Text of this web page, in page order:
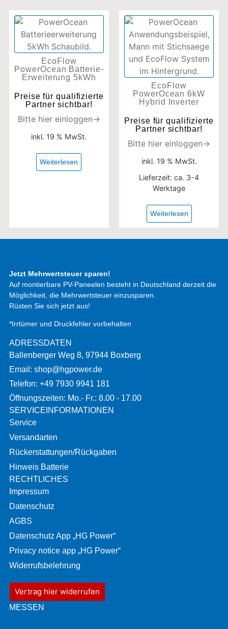
EcoFlow
PowerOcean Batterie-
Erweiterung 5kWh
Preise für qualifizierte
Partner sichtbar!
Bitte hier einloggen→
inkl. 19 % MwSt.
Weiterlesen
EcoFlow
PowerOcean 6kW
Hybrid Inverter
Preise für qualifizierte
Partner sichtbar!
Bitte hier einloggen→
inkl. 19 % MwSt.
Lieferzeit:ca. 3-4
Werktage
Weiterlesen
Jetzt Mehrwertsteuer sparen!
Auf montierbare PV-Paneelen besteht in Deutschland derzeit die
Möglichkeit, die Mehrwertsteuer einzusparen.
Rüsten Sie sich jetzt aus!
*Irrtümer und Druckfehler vorbehalten
ADRESSDATEN
Ballenberger Weg 8, 97944 Boxberg
Email: shop@hgpower.de
Telefon: +49 7930 9941 181
Öffnungszeiten: Mo.- Fr.: 8.00 - 17.00
SERVICEINFORMATIONEN
Service
Versandarten
Rückerstattungen/Rückgaben
Hinweis Batterie
RECHTLICHES
Impressum
Datenschutz
AGBS
Datenschutz App „HG Power“
Privacy notice app „HG Power“
Widerrufsbelehrung
Vertrag hier widerrufen
MESSEN